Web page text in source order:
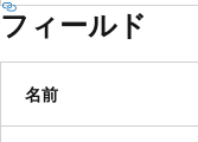
フィールド
名前